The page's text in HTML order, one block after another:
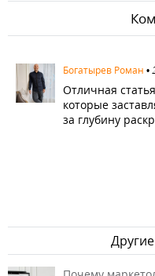
1423 Богатырев Роман •
Отличная
которые
за глубину